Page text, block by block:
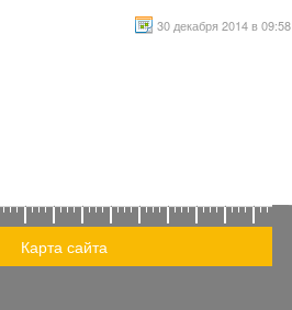
30 декабря 2014 в 09:58
Карта сайта